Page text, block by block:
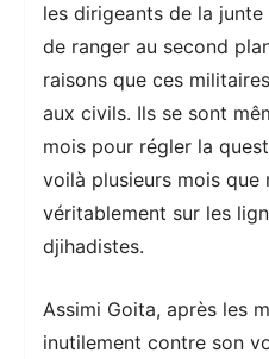
les dirigeants de la
de ranger au second
raisons que ces
aux civils. Ils se sont
mois pour régler la
voilà plusieurs mois que
véritablement sur les
djihadistes.
Assimi Goita, après les
inutilement contre son